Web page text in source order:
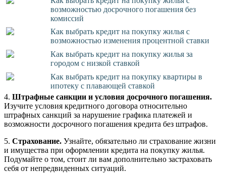
возможностью досрочного погашения без
комиссий
Как выбрать кредит на покупку жилья с
возможностью изменения процентной ставки
Как выбрать кредит на покупку жилья за
городом с низкой ставкой
Как выбрать кредит на покупку квартиры в
ипотеку с плавающей ставкой
4. Штрафные санкции и условия досрочного погашения.
Изучите условия кредитного договора относительно
штрафных санкций за нарушение графика платежей и
возможности досрочного погашения кредита без штрафов.
5. Страхование. Узнайте, обязательно ли страхование жизни
и имущества при оформлении кредита на покупку жилья.
Подумайте о том, стоит ли вам дополнительно застраховать
себя от непредвиденных ситуаций.